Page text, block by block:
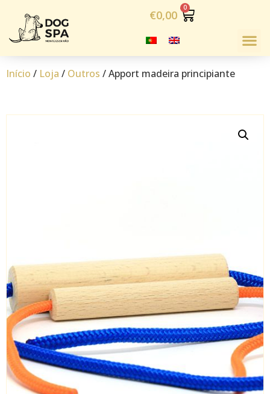
€0,00
Início / Loja / Outros / Apport madeira principiante